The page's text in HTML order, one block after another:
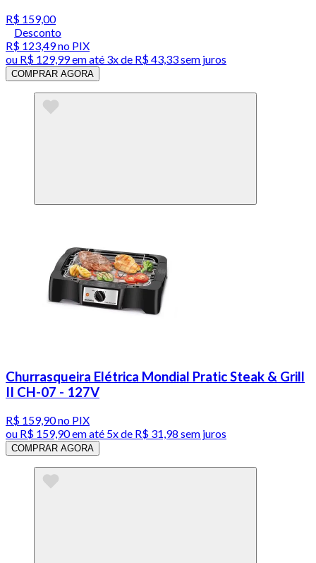
R$ 159,00
Desconto
R$ 123,49no PIX
ou R$ 129,99em até 3x de R$ 43,33 sem juros
COMPRAR AGORA
Churrasqueira Elétrica Mondial Pratic Steak & Grill
II CH-07 - 127V
R$ 159,90no PIX
ou R$ 159,90em até 5x de R$ 31,98 sem juros
COMPRAR AGORA